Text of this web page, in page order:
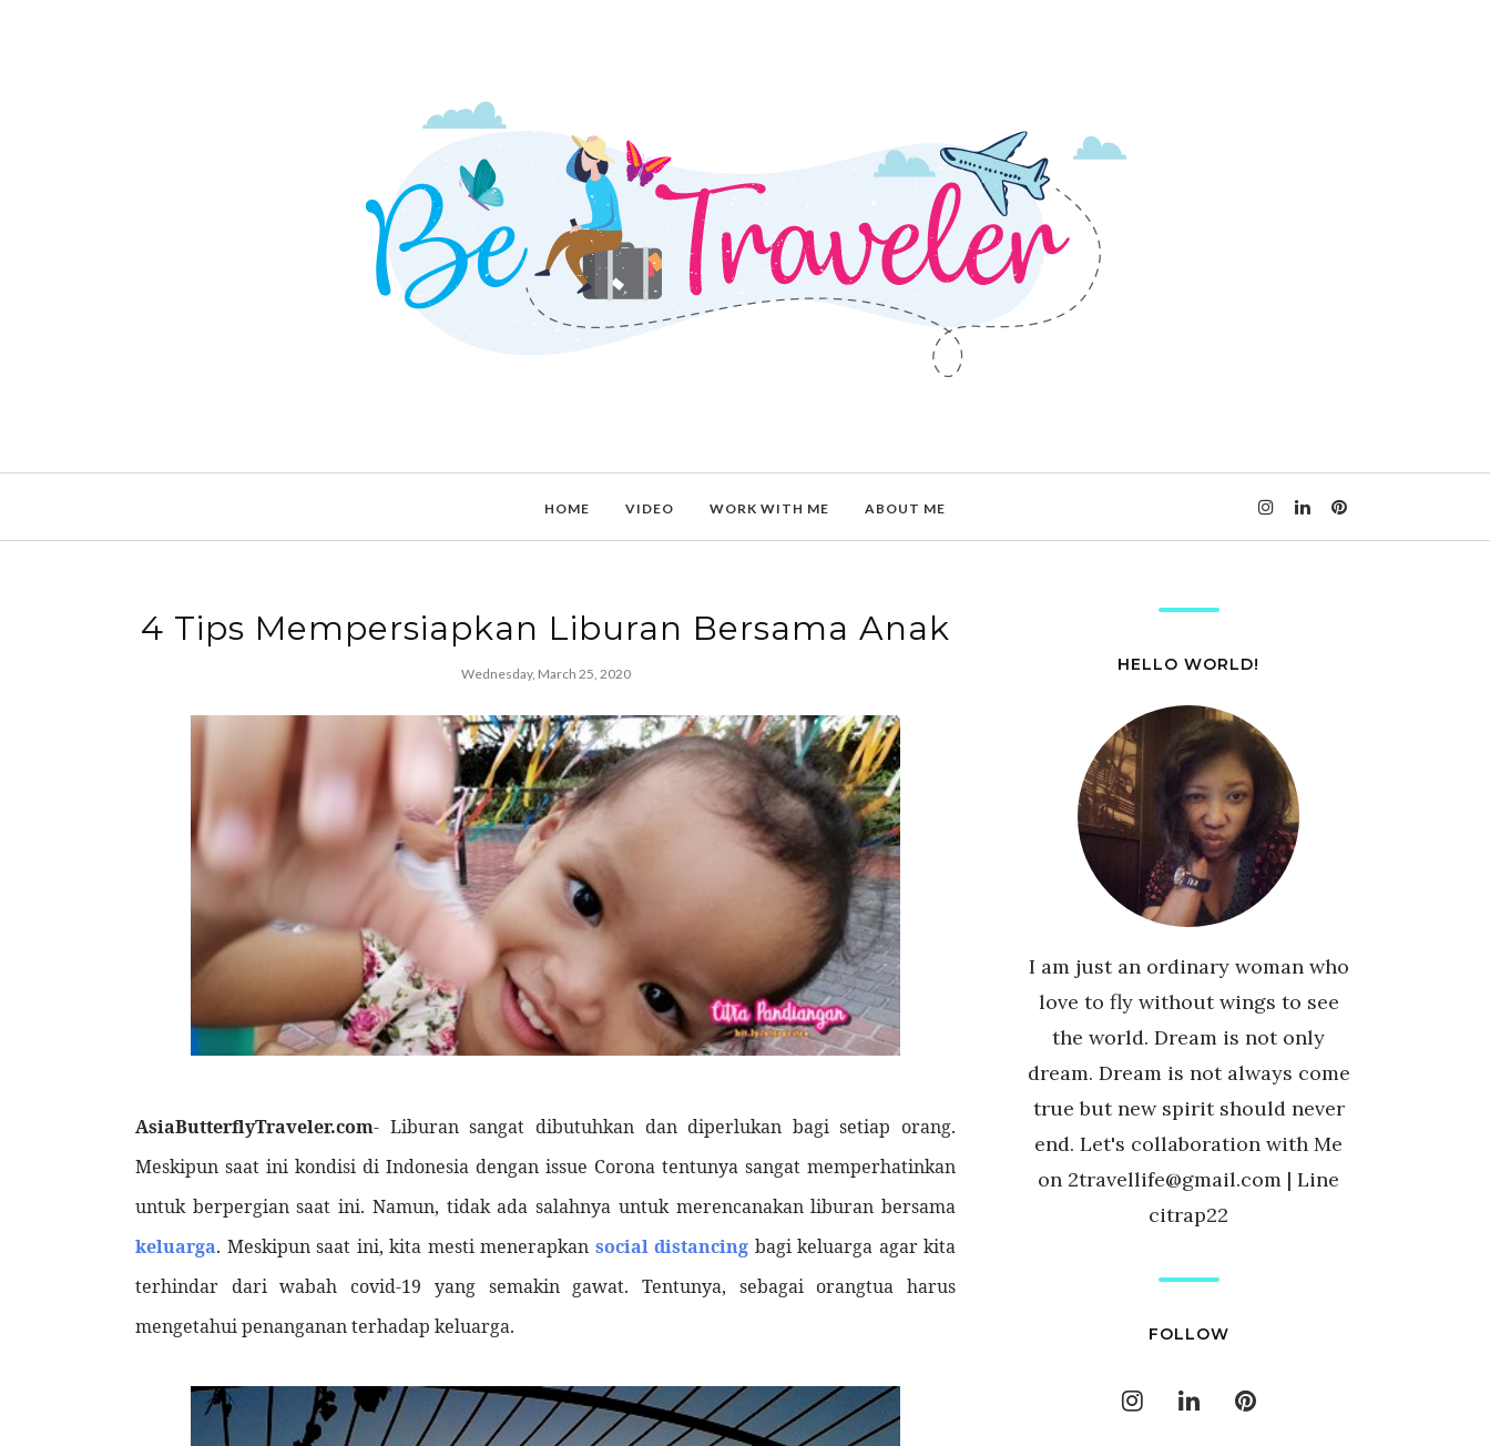
HOME VIDEO WORK WITH ME ABOUT ME
4 Tips Mempersiapkan Liburan Bersama Anak
Wednesday, March 25, 2020
AsiaButterflyTraveler.com- Liburan sangat dibutuhkan dan diperlukan bagi setiap orang.
Meskipun saat ini kondisi di Indonesia dengan issue Corona tentunya sangat memperhatinkan
untuk berpergian saat ini. Namun, tidak ada salahnya untuk merencanakan liburan bersama
keluarga. Meskipun saat ini, kita mesti menerapkan social distancing bagi keluarga agar kita
terhindar dari wabah covid-19 yang semakin gawat. Tentunya, sebagai orangtua harus
mengetahui penanganan terhadap keluarga.
HELLO WORLD!
I am just an ordinary woman who
love to fly without wings to see
the world. Dream is not only
dream. Dream is not always come
true but new spirit should never
end. Let's collaboration with Me
on 2travellife@gmail.com | Line
citrap22
FOLLOW